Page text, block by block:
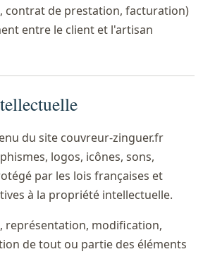
contrat de prestation, facturation)
entre le client et l'artisan
du site couvreur-zinguer.fr
logos, icônes, sons,
par les lois françaises et
à la propriété intellectuelle.
représentation, modification,
de tout ou partie des éléments